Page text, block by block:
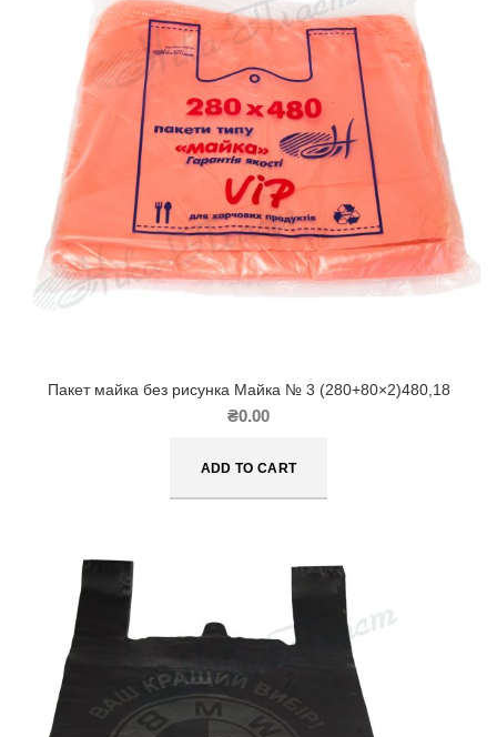
Пакет майка без рисунка Майка № 3 (280+80×2)480,18
₴0.00
ADD TO CART